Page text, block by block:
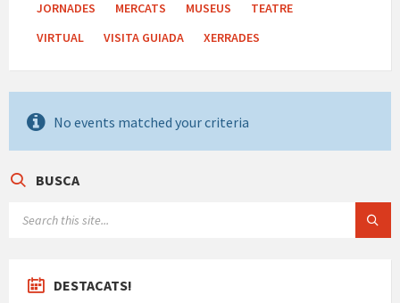
JORNADES
MERCATS MUSEUS
TEATRE
VIRTUAL
VISITA GUIADA XERRADES
No events matched your criteria
BUSCA
DESTACATS!